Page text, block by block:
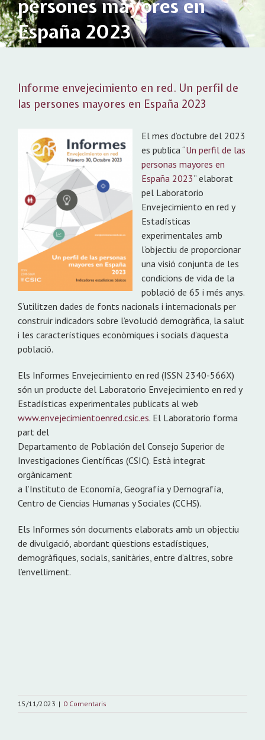
persones mayores en
España 2023
Informe envejecimiento en red. Un perfil de
las persones mayores en España 2023
El mes d’octubre del 2023
es publica “Un perfil de las
personas mayores en
España 2023” elaborat
pel Laboratorio
Envejecimiento en red y
Estadísticas
experimentales amb
l’objectiu de proporcionar
una visió conjunta de les
condicions de vida de la
població de 65 i més anys.
S’utilitzen dades de fonts nacionals i internacionals per
construir indicadors sobre l’evolució demogràfica, la salut
i les característiques econòmiques i socials d’aquesta
població.
Els Informes Envejecimiento en red (ISSN 2340-566X)
són un producte del Laboratorio Envejecimiento en red y
Estadísticas experimentales publicats al web
www.envejecimientoenred.csic.es. El Laboratorio forma
part del
Departamento de Población del Consejo Superior de
Investigaciones Científicas (CSIC). Està integrat
orgànicament
a l’Instituto de Economía, Geografía y Demografía,
Centro de Ciencias Humanas y Sociales (CCHS).
Els Informes són documents elaborats amb un objectiu
de divulgació, abordant qüestions estadístiques,
demogràfiques, socials, sanitàries, entre d’altres, sobre
l’envelliment.
15/11/2023 | 0 Comentaris